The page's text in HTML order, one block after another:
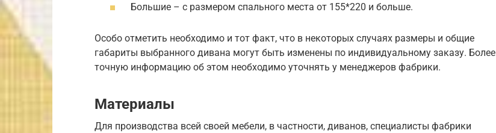
Большие – с размером спального места от 155*220 и больше.
Особо отметить необходимо и тот факт, что в некоторых случаях размеры и общие
габариты выбранного дивана могут быть изменены по индивидуальному заказу. Более
точную информацию об этом необходимо уточнять у менеджеров фабрики.
Материалы
Для производства всей своей мебели, в частности, диванов, специалисты фабрики